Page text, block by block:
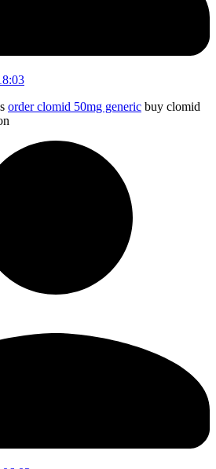
order clomid 50mg generic buy clomid